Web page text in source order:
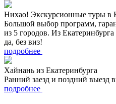
Нихао! Экскурсионные туры в
Большой выбор программ,
из 5 городов. Из
да, без виз!
подробнее
Хайнань из Екатеринбурга
Ранний заезд и поздний выезд
подробнее